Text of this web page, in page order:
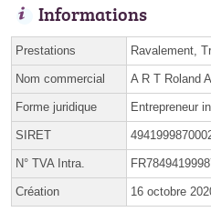
Informations
Prestations Ravalement,
Nom commercial A R T Roland
Forme juridique Entrepreneur
SIRET
N° TVA Intra.
Création 16 octobre